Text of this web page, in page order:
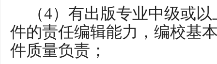
（4）有出版专业中级或
件的责任编辑能力，编校基
件质量负责；